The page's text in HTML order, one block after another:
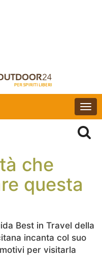
che
questa
Best in Travel della
incanta col suo
per visitarla